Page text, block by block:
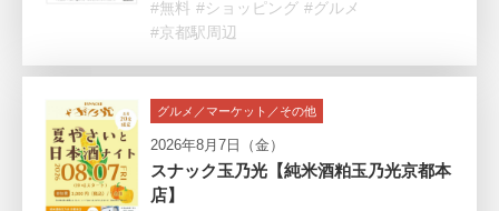
#無料 #ショッピング #グルメ
#京都駅周辺
グルメ／マーケット／その他
2026年8月7日（金）
スナック玉乃光【純米酒粕玉乃光京都本
店】